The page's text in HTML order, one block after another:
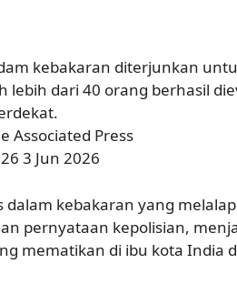
kebakaran diterjunkan
lebih dari 40 orang berhasil
Associated Press
3 Jun 2026
dalam kebakaran yang
pernyataan kepolisian,
mematikan di ibu kota India